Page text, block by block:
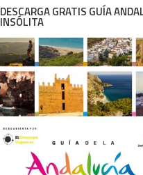
DESCARGA GRATIS GUÍA
INSÓLITA